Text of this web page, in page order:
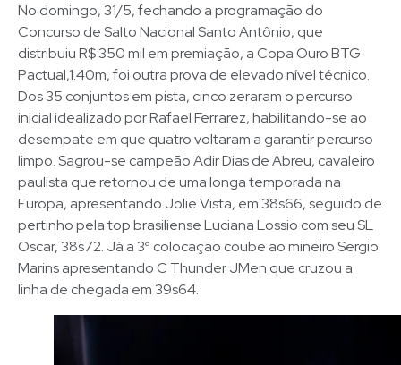
No domingo, 31/5, fechando a programação do
Concurso de Salto Nacional Santo Antônio, que
distribuiu R$ 350 mil em premiação, a Copa Ouro BTG
Pactual,1.40m, foi outra prova de elevado nível técnico.
Dos 35 conjuntos em pista, cinco zeraram o percurso
inicial idealizado por Rafael Ferrarez, habilitando-se ao
desempate em que quatro voltaram a garantir percurso
limpo. Sagrou-se campeão Adir Dias de Abreu, cavaleiro
paulista que retornou de uma longa temporada na
Europa, apresentando Jolie Vista, em 38s66, seguido de
pertinho pela top brasiliense Luciana Lossio com seu SL
Oscar, 38s72. Já a 3ª colocação coube ao mineiro Sergio
Marins apresentando C Thunder JMen que cruzou a
linha de chegada em 39s64.